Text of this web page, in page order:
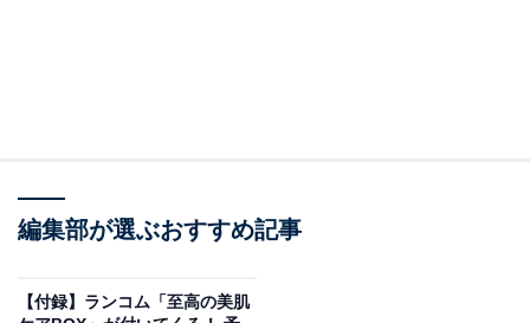
宝島社から5月25日に発売される『MonoMaster 2026年7
編集部が選ぶおすすめ記事
【付録】ランコム「至高の美肌